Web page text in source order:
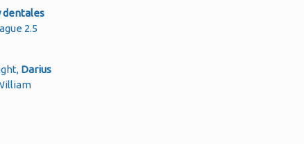
dentales
2.5
Darius